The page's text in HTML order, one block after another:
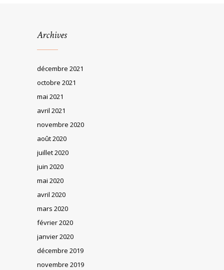
Archives
décembre 2021
octobre 2021
mai 2021
avril 2021
novembre 2020
août 2020
juillet 2020
juin 2020
mai 2020
avril 2020
mars 2020
février 2020
janvier 2020
décembre 2019
novembre 2019